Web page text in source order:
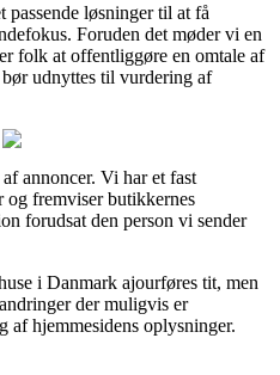
passende løsninger til at få
Foruden det møder vi en
folk at offentliggøre en omtale af
udnyttes til vurdering af
annoncer. Vi har et fast
og fremviser butikkernes
forudsat den person vi sender
i Danmark ajourføres tit, men
der muligvis er
af hjemmesidens oplysninger.